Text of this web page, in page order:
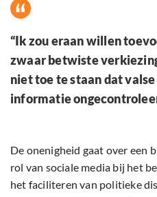
“Ik zou eraan willen
zwaar betwiste
niet toe te staan dat
informatie
De onenigheid gaat over een
rol van sociale media bij het
het faciliteren van politieke